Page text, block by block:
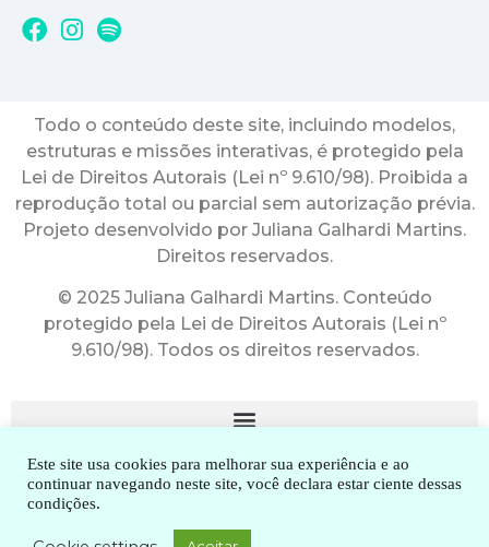
Todo o conteúdo deste site, incluindo modelos,
estruturas e missões interativas, é protegido pela
Lei de Direitos Autorais (Lei nº 9.610/98). Proibida a
reprodução total ou parcial sem autorização prévia.
Projeto desenvolvido por Juliana Galhardi Martins.
Direitos reservados.
© 2025 Juliana Galhardi Martins. Conteúdo
protegido pela Lei de Direitos Autorais (Lei nº
9.610/98). Todos os direitos reservados.
2010-2025. Dra. Juliana Galhardi Martins. Todos os direitos
Este site usa cookies para melhorar sua experiência e ao
continuar navegando neste site, você declara estar ciente dessas
condições.